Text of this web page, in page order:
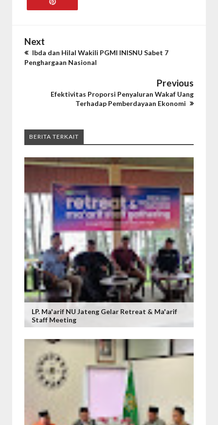
Next
Ibda dan Hilal Wakili PGMI INISNU Sabet 7
Penghargaan Nasional
Previous
Efektivitas Proporsi Penyaluran Wakaf Uang
Terhadap Pemberdayaan Ekonomi
BERITA TERKAIT
LP. Ma'arif NU Jateng Gelar Retreat & Ma'arif
Staff Meeting